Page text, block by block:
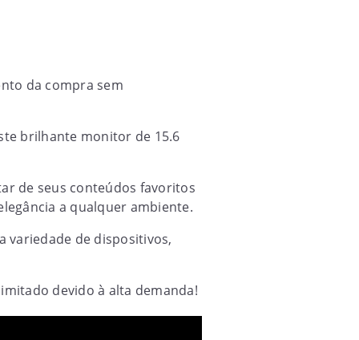
da compra sem
brilhante monitor de 15.6
de seus conteúdos favoritos
a qualquer ambiente.
variedade de dispositivos,
devido à alta demanda!